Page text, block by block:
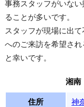
事務スタッフがいな
ることが多いです。
スタッフが現場に出
へのご来訪を希望さ
と幸いです。
湘南
住所 神